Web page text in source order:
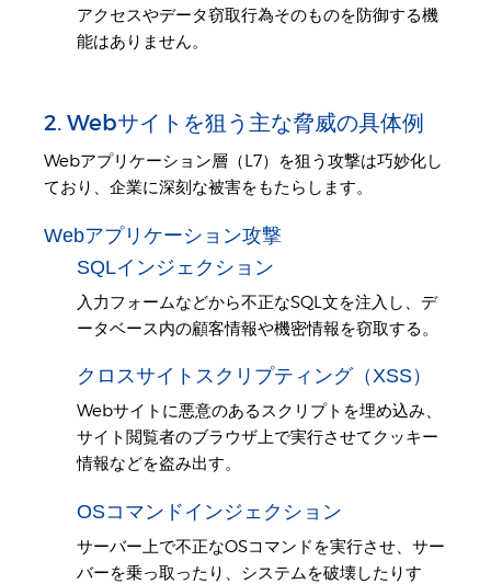
アクセスやデータ窃取行為そのものを防御する機
能はありません。
2. Webサイトを狙う主な脅威の具体例
Webアプリケーション層（L7）を狙う攻撃は巧妙化し
ており、企業に深刻な被害をもたらします。
Webアプリケーション攻撃
SQLインジェクション
入力フォームなどから不正なSQL文を注入し、デ
ータベース内の顧客情報や機密情報を窃取する。
クロスサイトスクリプティング（XSS）
Webサイトに悪意のあるスクリプトを埋め込み、
サイト閲覧者のブラウザ上で実行させてクッキー
情報などを盗み出す。
OSコマンドインジェクション
サーバー上で不正なOSコマンドを実行させ、サー
バーを乗っ取ったり、システムを破壊したりす